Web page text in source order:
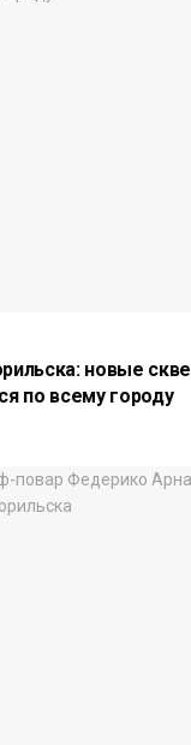
новые
по всему городу